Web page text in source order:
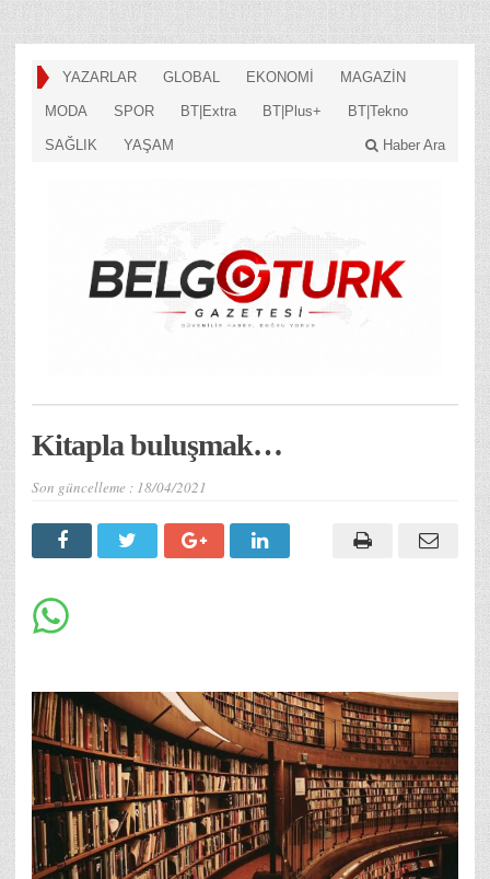
YAZARLAR GLOBAL EKONOMİ MAGAZİN
MODA SPOR BT|Extra BT|Plus+ BT|Tekno
SAĞLIK YAŞAM Haber Ara
Kitapla buluşmak…
Son güncelleme : 18/04/2021